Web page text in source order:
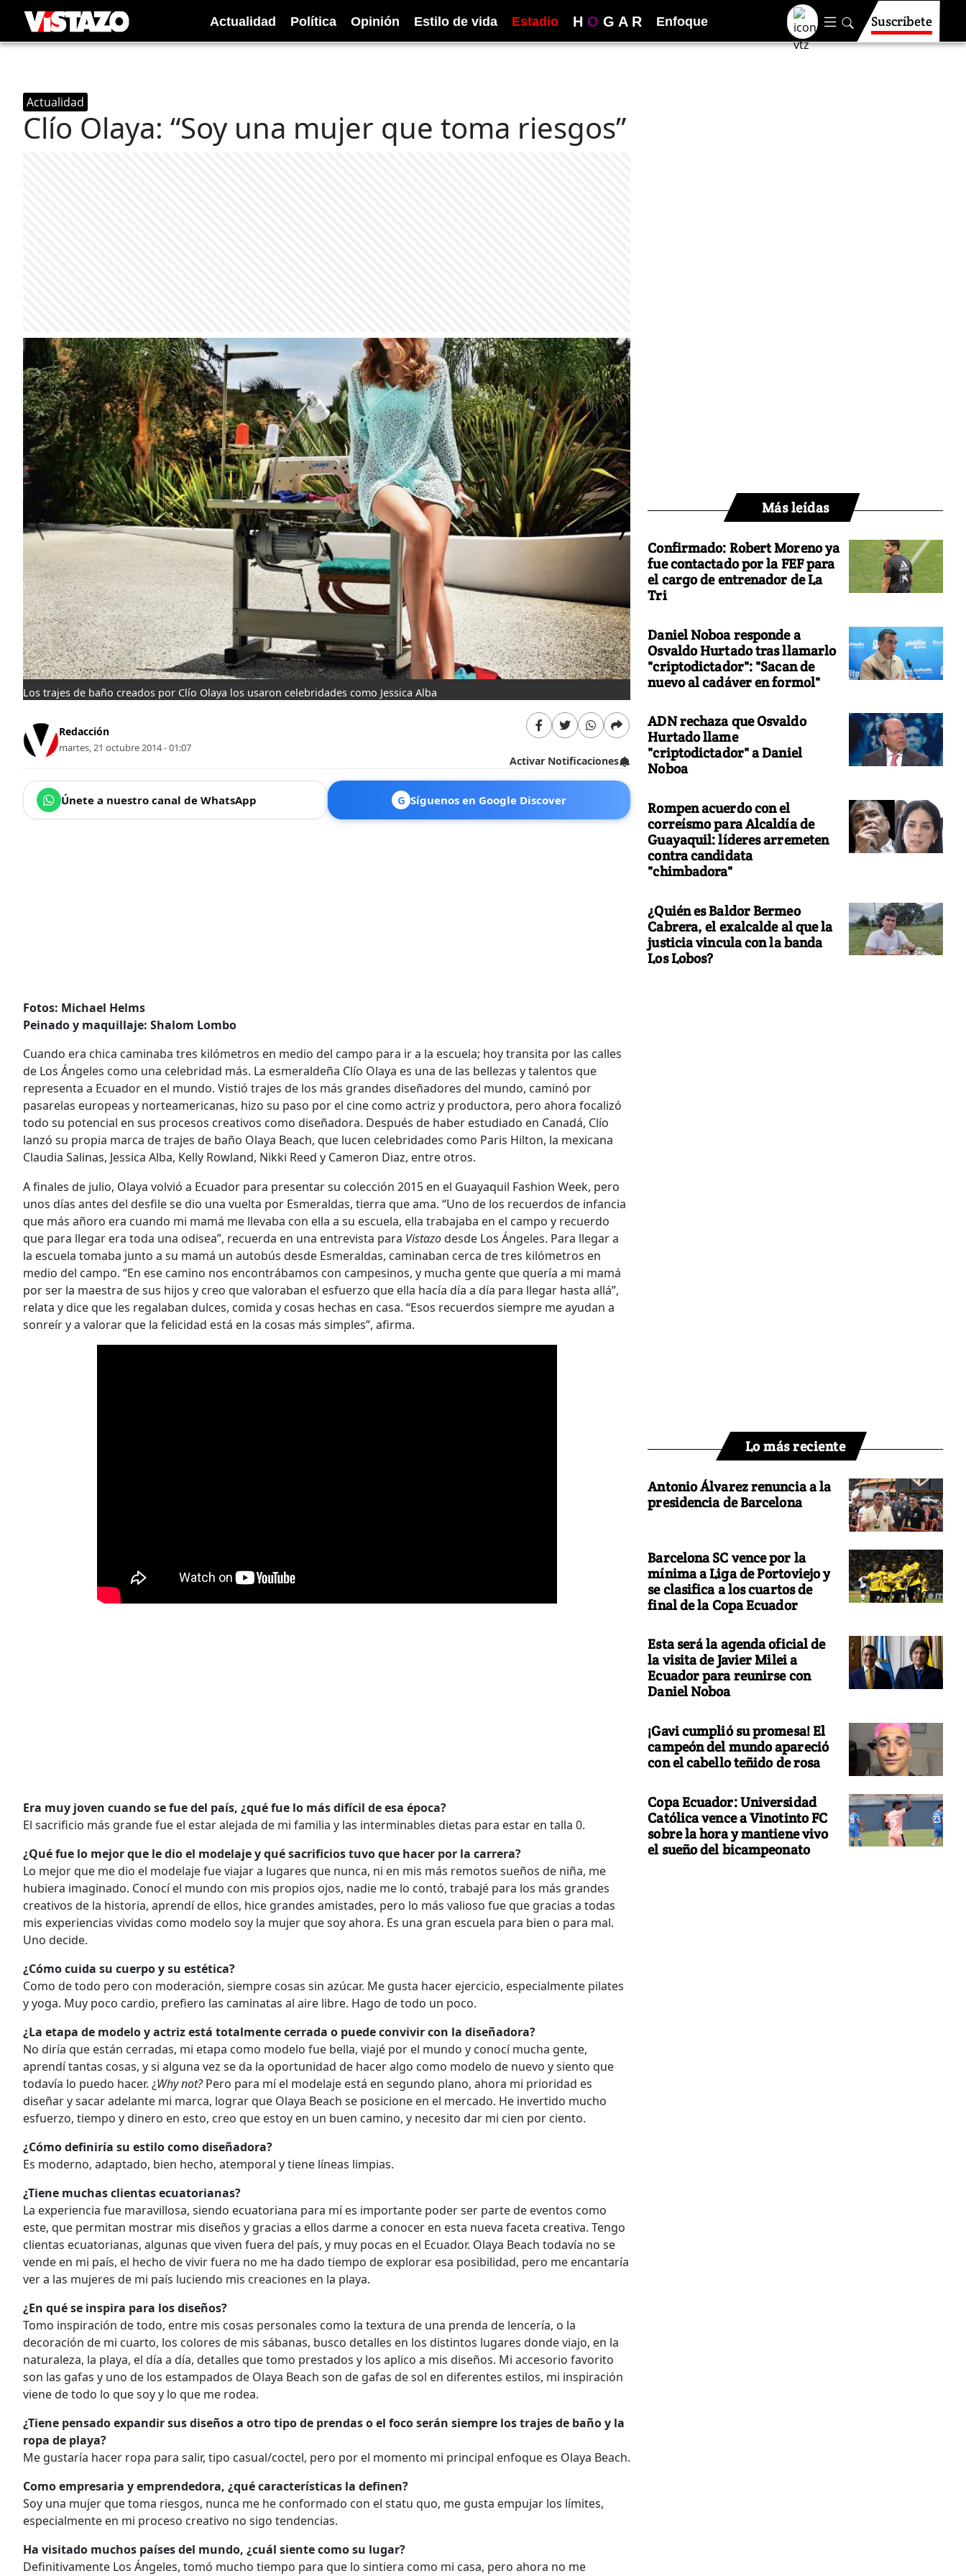
Actualidad Política Opinión Estilo de vida Estadio H O G A R Enfoque Suscríbete
Actualidad
Clío Olaya: “Soy una mujer que toma riesgos”
Los trajes de baño creados por Clío Olaya los usaron celebridades como Jessica Alba “El sacrificio más grande fue el estar alejada de mi familia y las
Redacción
martes, 21 octubre 2014 - 01:07
Activar Notificaciones
Únete a nuestro canal de WhatsApp G Síguenos en Google Discover
Fotos: Michael Helms
Peinado y maquillaje: Shalom Lombo
Cuando era chica caminaba tres kilómetros en medio del campo para ir a la escuela; hoy transita por las calles
de Los Ángeles como una celebridad más. La esmeraldeña Clío Olaya es una de las bellezas y talentos que
representa a Ecuador en el mundo. Vistió trajes de los más grandes diseñadores del mundo, caminó por
pasarelas europeas y norteamericanas, hizo su paso por el cine como actriz y productora, pero ahora focalizó
todo su potencial en sus procesos creativos como diseñadora. Después de haber estudiado en Canadá, Clío
lanzó su propia marca de trajes de baño Olaya Beach, que lucen celebridades como Paris Hilton, la mexicana
Claudia Salinas, Jessica Alba, Kelly Rowland, Nikki Reed y Cameron Diaz, entre otros.
A finales de julio, Olaya volvió a Ecuador para presentar su colección 2015 en el Guayaquil Fashion Week, pero
unos días antes del desfile se dio una vuelta por Esmeraldas, tierra que ama. “Uno de los recuerdos de infancia
que más añoro era cuando mi mamá me llevaba con ella a su escuela, ella trabajaba en el campo y recuerdo
que para llegar era toda una odisea”, recuerda en una entrevista para Vistazodesde Los Ángeles. Para llegar a
la escuela tomaba junto a su mamá un autobús desde Esmeraldas, caminaban cerca de tres kilómetros en
medio del campo. “En ese camino nos encontrábamos con campesinos, y mucha gente que quería a mi mamá
por ser la maestra de sus hijos y creo que valoraban el esfuerzo que ella hacía día a día para llegar hasta allá”,
relata y dice que les regalaban dulces, comida y cosas hechas en casa. “Esos recuerdos siempre me ayudan a
sonreír y a valorar que la felicidad está en la cosas más simples”, afirma.
Era muy joven cuando se fue del país, ¿qué fue lo más difícil de esa época?
El sacrificio más grande fue el estar alejada de mi familia y las interminables dietas para estar en talla 0.
¿Qué fue lo mejor que le dio el modelaje y qué sacrificios tuvo que hacer por la carrera?
Lo mejor que me dio el modelaje fue viajar a lugares que nunca, ni en mis más remotos sueños de niña, me
hubiera imaginado. Conocí el mundo con mis propios ojos, nadie me lo contó, trabajé para los más grandes
creativos de la historia, aprendí de ellos, hice grandes amistades, pero lo más valioso fue que gracias a todas
mis experiencias vividas como modelo soy la mujer que soy ahora. Es una gran escuela para bien o para mal.
Uno decide.
¿Cómo cuida su cuerpo y su estética?
Como de todo pero con moderación, siempre cosas sin azúcar. Me gusta hacer ejercicio, especialmente pilates
y yoga. Muy poco cardio, prefiero las caminatas al aire libre. Hago de todo un poco.
¿La etapa de modelo y actriz está totalmente cerrada o puede convivir con la diseñadora?
No diría que están cerradas, mi etapa como modelo fue bella, viajé por el mundo y conocí mucha gente,
aprendí tantas cosas, y si alguna vez se da la oportunidad de hacer algo como modelo de nuevo y siento que
todavía lo puedo hacer. ¿Why not?Pero para mí el modelaje está en segundo plano, ahora mi prioridad es
diseñar y sacar adelante mi marca, lograr que Olaya Beach se posicione en el mercado. He invertido mucho
esfuerzo, tiempo y dinero en esto, creo que estoy en un buen camino, y necesito dar mi cien por ciento.
¿Cómo definiría su estilo como diseñadora?
Es moderno, adaptado, bien hecho, atemporal y tiene líneas limpias.
¿Tiene muchas clientas ecuatorianas?
La experiencia fue maravillosa, siendo ecuatoriana para mí es importante poder ser parte de eventos como
este, que permitan mostrar mis diseños y gracias a ellos darme a conocer en esta nueva faceta creativa. Tengo
clientas ecuatorianas, algunas que viven fuera del país, y muy pocas en el Ecuador. Olaya Beach todavía no se
vende en mi país, el hecho de vivir fuera no me ha dado tiempo de explorar esa posibilidad, pero me encantaría
ver a las mujeres de mi país luciendo mis creaciones en la playa.
¿En qué se inspira para los diseños?
Tomo inspiración de todo, entre mis cosas personales como la textura de una prenda de lencería, o la
decoración de mi cuarto, los colores de mis sábanas, busco detalles en los distintos lugares donde viajo, en la
naturaleza, la playa, el día a día, detalles que tomo prestados y los aplico a mis diseños. Mi accesorio favorito
son las gafas y uno de los estampados de Olaya Beach son de gafas de sol en diferentes estilos, mi inspiración
viene de todo lo que soy y lo que me rodea.
¿Tiene pensado expandir sus diseños a otro tipo de prendas o el foco serán siempre los trajes de baño y la
ropa de playa?
Me gustaría hacer ropa para salir, tipo casual/coctel, pero por el momento mi principal enfoque es Olaya Beach.
Como empresaria y emprendedora, ¿qué características la definen?
Soy una mujer que toma riesgos, nunca me he conformado con el statu quo, me gusta empujar los límites,
especialmente en mi proceso creativo no sigo tendencias.
Ha visitado muchos países del mundo, ¿cuál siente como su lugar?
Definitivamente Los Ángeles, tomó mucho tiempo para que lo sintiera como mi casa, pero ahora no me
Más leídas
Confirmado: Robert Moreno ya
fue contactado por la FEF para
el cargo de entrenador de La
Tri
Daniel Noboa responde a
Osvaldo Hurtado tras llamarlo
"criptodictador": "Sacan de
nuevo al cadáver en formol"
ADN rechaza que Osvaldo
Hurtado llame
"criptodictador" a Daniel
Noboa
Rompen acuerdo con el
correísmo para Alcaldía de
Guayaquil: líderes arremeten
contra candidata
"chimbadora"
¿Quién es Baldor Bermeo
Cabrera, el exalcalde al que la
justicia vincula con la banda
Los Lobos?
Lo más reciente
Antonio Álvarez renuncia a la
presidencia de Barcelona
Barcelona SC vence por la
mínima a Liga de Portoviejo y
se clasifica a los cuartos de
final de la Copa Ecuador
Esta será la agenda oficial de
la visita de Javier Milei a
Ecuador para reunirse con
Daniel Noboa
¡Gavi cumplió su promesa! El
campeón del mundo apareció
con el cabello teñido de rosa
Copa Ecuador: Universidad
Católica vence a Vinotinto FC
sobre la hora y mantiene vivo
el sueño del bicampeonato